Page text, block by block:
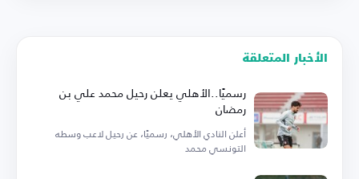
الأخبار المتعلقة
رسميًا..الأهلي يعلن رحيل محمد علي بن
رمضان
أعلن النادي الأهلي، رسميًا، عن رحيل لاعب وسطه
التونسي محمد